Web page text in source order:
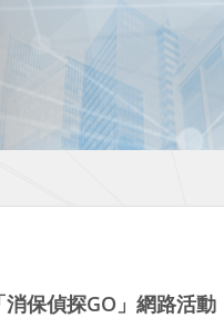
保偵探GO」網路活動